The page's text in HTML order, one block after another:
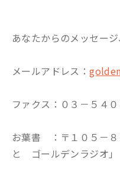
あなたからのメッセー
メールアドレス：
ファクス：０３－５４
お葉書 ：〒１０５－
と ゴールデンラジオ」